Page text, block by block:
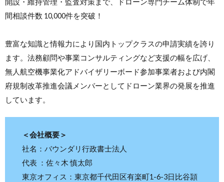
開設・維持管理・監査対策まで、ドローン専門チーム体制で年
間相談件数 10,000件を突破！
豊富な知識と情報力により国内トップクラスの申請実績を誇り
ます。法務顧問や事業コンサルティングなど支援の幅を広げ、
無人航空機事業化アドバイザリーボード参加事業者および内閣
府規制改革推進会議メンバーとしてドローン業界の発展を推進
しています。
＜会社概要＞
社名：バウンダリ行政書士法人
代表 ：佐々木 慎太郎
東京オフィス：東京都千代田区有楽町1-6-3日比谷頴